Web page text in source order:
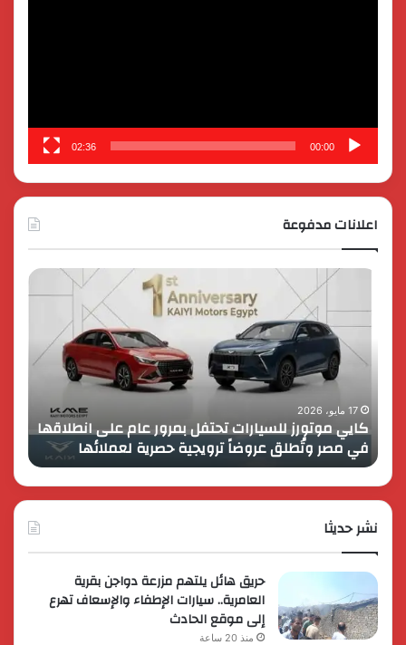
00:00
02:36
اعلانات مدفوعة
للسيارات
بمرور
انطلاقها
في
مصر
وتُطلق
عروضاً
ترويجية
حصرية
17 مايو، 2026
كايي موتورز للسيارات تحتفل بمرور عام على انطلاقها
في مصر وتُطلق عروضاً ترويجية حصرية لعملائها
إطلاق
جديدة
نشر حديثا
حريق هائل يلتهم مزرعة دواجن بقرية
العامرية.. سيارات الإطفاء والإسعاف تهرع
إلى موقع الحادث
منذ 20 ساعة